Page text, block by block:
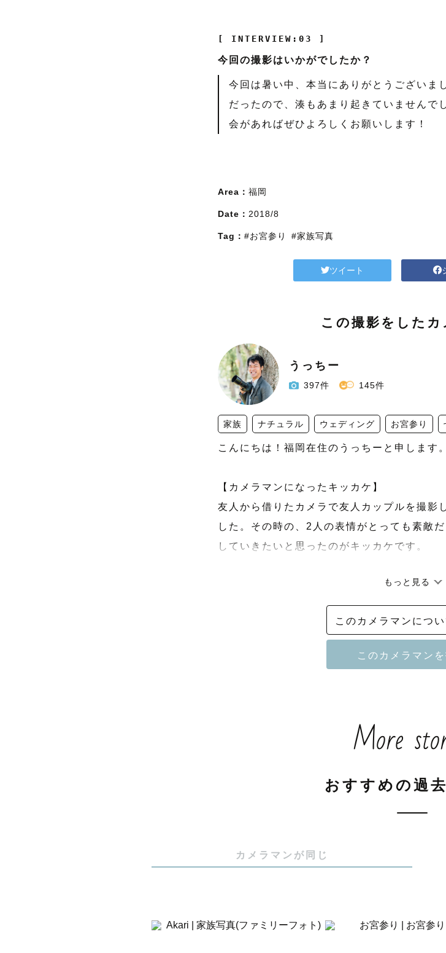
[ INTERVIEW:03 ]
今回の撮影はいかがでしたか？
今回は暑い中、本当にありがとうございま
だったので、湊もあまり起きていませんで
会があればぜひよろしくお願いします！
Area： 福岡
Date： 2018/8
Tag： #お宮参り #家族写真
ツイート
この撮影をしたカ
うっちー
397件 145件
家族 ナチュラル ウェディング お宮参り
‪こんにちは！福岡在住のうっちーと申します。
【カメラマンになったキッカケ】
友人から借りたカメラで友人カップルを撮影
した。その時の、2人の表情がとっても素敵
していきたいと思ったのがキッカケです。
ゲストとの会話を大切にし、自然体で笑顔溢
そうに歩く様子、ベンチで語り合う様子、ク
切に切り取り、幸せが連鎖するような写真を
示していませんが、ご要望があれば気軽にお
二児のパパです。ナチュラルな写真、自然体
写真（記念日撮影、お宮参り、七五三等）、
影、編集するため、月5組限定としています
もっと見る
このカメラマンについ
More
おすすめの過
カメラマンが同じ